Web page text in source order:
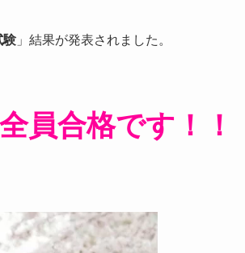
験 」結果が発表されました。
全員合格です！！